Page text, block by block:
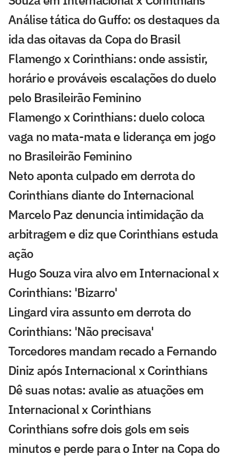
Análise tática do Guffo: os destaques da
ida das oitavas da Copa do Brasil
Flamengo x Corinthians: onde assistir,
horário e prováveis escalações do duelo
pelo Brasileirão Feminino
Flamengo x Corinthians: duelo coloca
vaga no mata-mata e liderança em jogo
no Brasileirão Feminino
Neto aponta culpado em derrota do
Corinthians diante do Internacional
Marcelo Paz denuncia intimidação da
arbitragem e diz que Corinthians estuda
ação
Hugo Souza vira alvo em Internacional x
Corinthians: 'Bizarro'
Lingard vira assunto em derrota do
Corinthians: 'Não precisava'
Torcedores mandam recado a Fernando
Diniz após Internacional x Corinthians
Dê suas notas: avalie as atuações em
Internacional x Corinthians
Corinthians sofre dois gols em seis
minutos e perde para o Inter na Copa do